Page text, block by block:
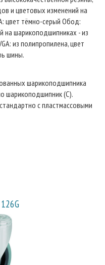
и цветовых изменений на
цвет тёмно-серый Обод:
на шарикоподшипниках - из
из полипропилена, цвет
шины.
шарикоподшипника
шарикоподшипник (C).
с пластмассовыми